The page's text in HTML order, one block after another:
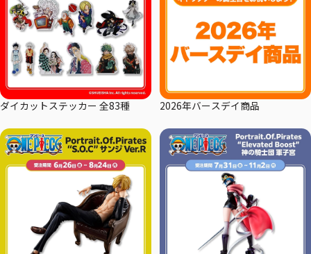
ダイカットステッカー 全83種 2026年バースデイ商品